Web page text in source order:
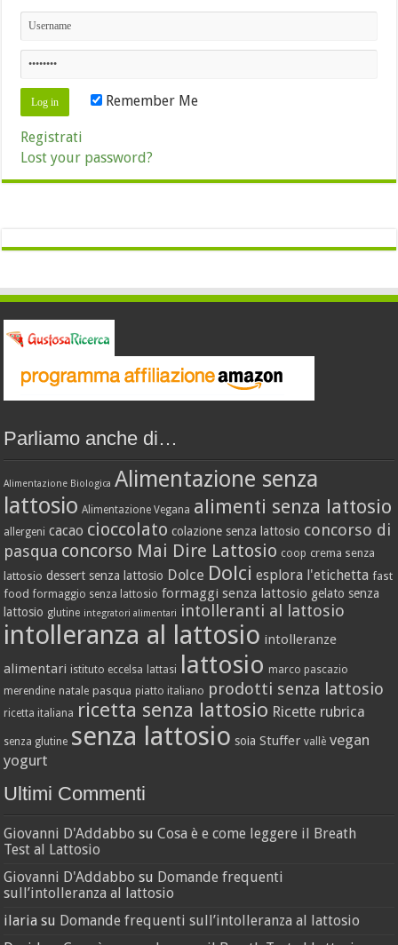
Remember Me
Registrati
Lost your password?
Parliamo anche di…
Alimentazione Biologica Alimentazione senza
lattosio Alimentazione Vegana alimenti senza lattosio
allergeni cacao cioccolato colazione senza lattosio concorso di
pasqua concorso Mai Dire Lattosio coop crema senza
lattosio dessert senza lattosio Dolce Dolci esplora l'etichetta fast
food formaggio senza lattosio formaggi senza lattosio gelato senza
lattosio glutine integratori alimentari intolleranti al lattosio
intolleranza al lattosio intolleranze
alimentari istituto eccelsa lattasi lattosio marco pascazio
merendine natale pasqua piatto italiano prodotti senza lattosio
ricetta italiana ricetta senza lattosio Ricette rubrica
senza glutine senza lattosio soia Stuffer vallè vegan
yogurt
Ultimi Commenti
Giovanni D'Addabbo suCosa è e come leggere il Breath
Test al Lattosio
Giovanni D'Addabbo su Domande frequenti
sull’intolleranza al lattosio
ilaria su Domande frequenti sull’intolleranza al lattosio